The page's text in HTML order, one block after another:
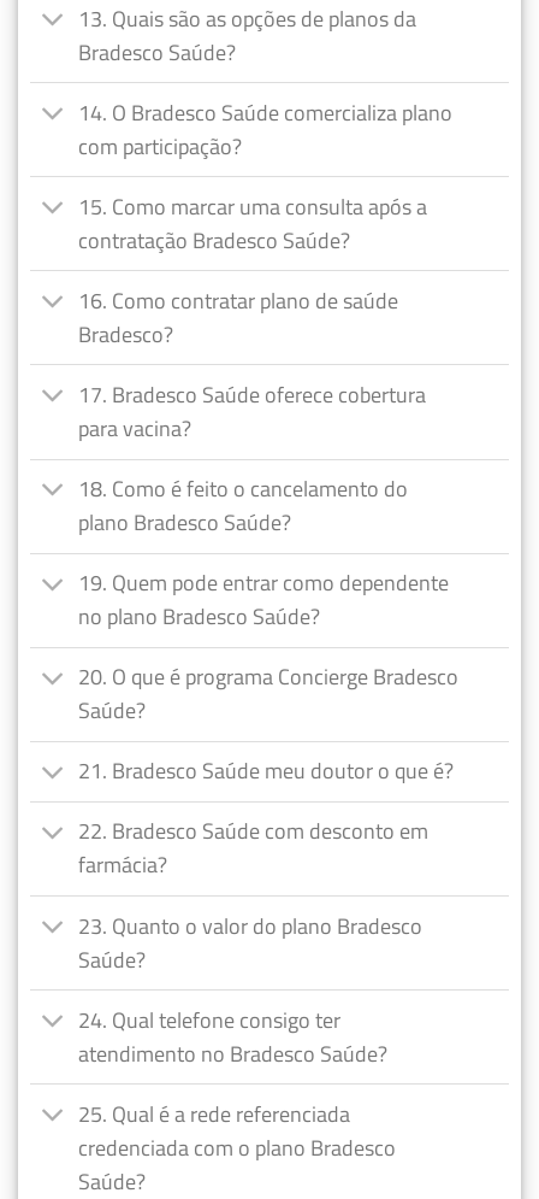
13. Quais são as opções de planos da
Bradesco Saúde?
14. O Bradesco Saúde comercializa plano
com participação?
15. Como marcar uma consulta após a
contratação Bradesco Saúde?
16. Como contratar plano de saúde
Bradesco?
17. Bradesco Saúde oferece cobertura
para vacina?
18. Como é feito o cancelamento do
plano Bradesco Saúde?
19. Quem pode entrar como dependente
no plano Bradesco Saúde?
20. O que é programa Concierge Bradesco
Saúde?
21. Bradesco Saúde meu doutor o que é?
22. Bradesco Saúde com desconto em
farmácia?
23. Quanto o valor do plano Bradesco
Saúde?
24. Qual telefone consigo ter
atendimento no Bradesco Saúde?
25. Qual é a rede referenciada
credenciada com o plano Bradesco
Saúde?